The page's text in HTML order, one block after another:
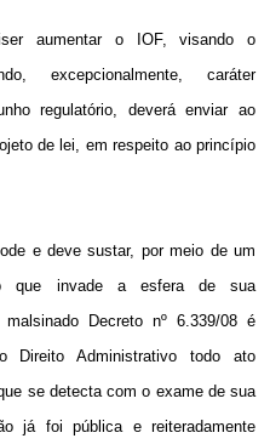
aumentar o IOF, visando o
excepcionalmente, caráter
regulatório, deverá enviar ao
de lei, em respeito ao princípio
e deve sustar, por meio de um
que invade a esfera de sua
Decreto nº 6.339/08 é
Direito Administrativo todo ato
se detecta com o exame de sua
já foi pública e reiteradamente